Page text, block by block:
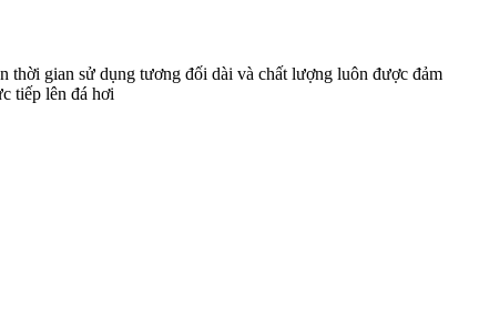
gian sử dụng tương đối dài và chất lượng luôn được đảm
tiếp lên đá hơi